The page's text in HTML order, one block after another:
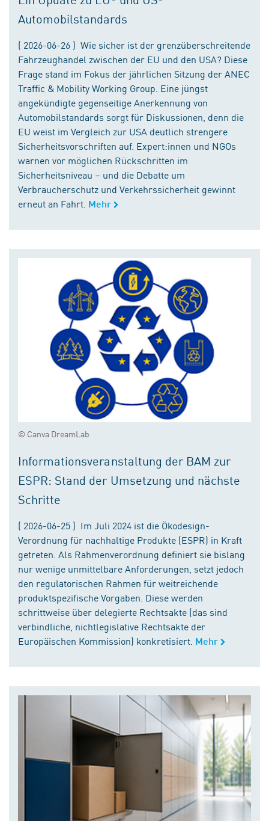
Automobilstandards
( 2026-06-26 ) Wie sicher ist der grenzüberschreitende
Fahrzeughandel zwischen der EU und den USA? Diese
Frage stand im Fokus der jährlichen Sitzung der ANEC
Traffic & Mobility Working Group. Eine jüngst
angekündigte gegenseitige Anerkennung von
Automobilstandards sorgt für Diskussionen, denn die
EU weist im Vergleich zur USA deutlich strengere
Sicherheitsvorschriften auf. Expert:innen und NGOs
warnen vor möglichen Rückschritten im
Sicherheitsniveau – und die Debatte um
Verbraucherschutz und Verkehrssicherheit gewinnt
erneut an Fahrt. Mehr
© Canva DreamLab
Informationsveranstaltung der BAM zur
ESPR: Stand der Umsetzung und nächste
Schritte
( 2026-06-25 ) Im Juli 2024 ist die Ökodesign-
Verordnung für nachhaltige Produkte (ESPR) in Kraft
getreten. Als Rahmenverordnung definiert sie bislang
nur wenige unmittelbare Anforderungen, setzt jedoch
den regulatorischen Rahmen für weitreichende
produktspezifische Vorgaben. Diese werden
schrittweise über delegierte Rechtsakte (das sind
verbindliche, nichtlegislative Rechtsakte der
Europäischen Kommission) konkretisiert. Mehr